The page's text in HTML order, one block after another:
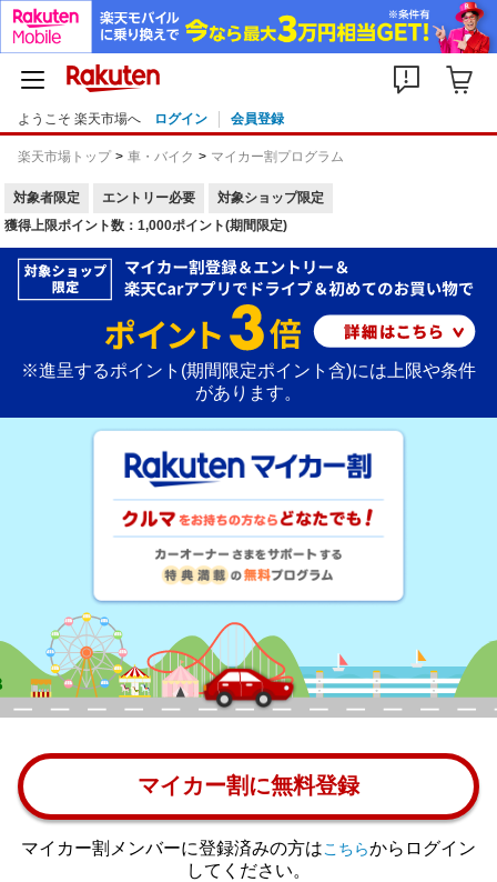
ようこそ 楽天市場へ ログイン 会員登録
楽天市場トップ 車・バイク マイカー割プログラム
対象者限定 エントリー必要
対象ショップ限定
獲得上限ポイント数：1,000ポイント(期間限定)
※進呈するポイント(期間限定ポイント含)には上限や条件
があります。
マイカー割に無料登録
マイカー割メンバーに登録済みの方はこちらからログイン
してください。